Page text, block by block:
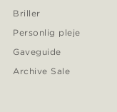
Briller
Personlig pleje
Gaveguide
Archive Sale